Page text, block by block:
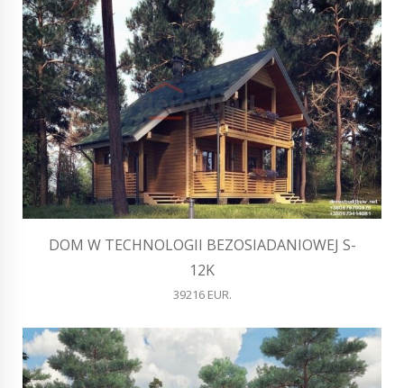
DOM W TECHNOLOGII BEZOSIADANIOWEJ S-
12K
39216 EUR.